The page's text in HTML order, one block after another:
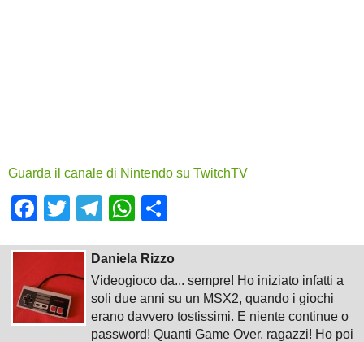
Guarda il canale di Nintendo su TwitchTV
Facebook
Twitter
Telegram
WhatsApp
Daniela Rizzo
Videogioco da... sempre! Ho iniziato infatti a
soli due anni su un MSX2, quando i giochi
erano davvero tostissimi. E niente continue o
password! Quanti Game Over, ragazzi! Ho poi